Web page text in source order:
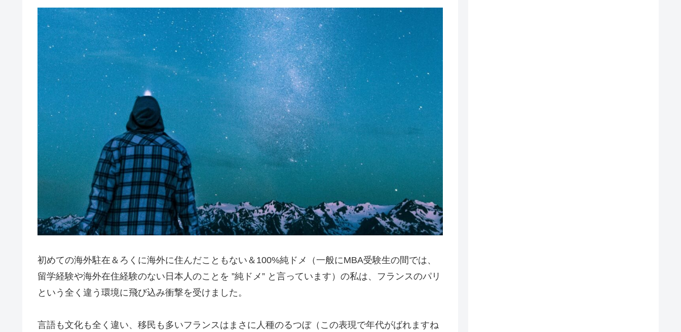
初めての海外駐在＆ろくに海外に住んだこともない＆100%純ドメ（一般にMBA受験生の間では、
留学経験や海外在住経験のない日本人のことを ”純ドメ” と言っています）の私は、フランスのパリ
という全く違う環境に飛び込み衝撃を受けました。
言語も文化も全く違い、移民も多いフランスはまさに人種のるつぼ（この表現で年代がばれますね